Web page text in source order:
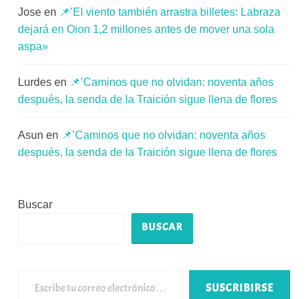
Jose en 📌’El viento también arrastra billetes: Labraza
dejará en Oion 1,2 millones antes de mover una sola
aspa»
Lurdes en 📌’Caminos que no olvidan: noventa años
después, la senda de la Traición sigue llena de flores
Asun en 📌’Caminos que no olvidan: noventa años
después, la senda de la Traición sigue llena de flores
Buscar
BUSCAR
SUSCRIBIRSE